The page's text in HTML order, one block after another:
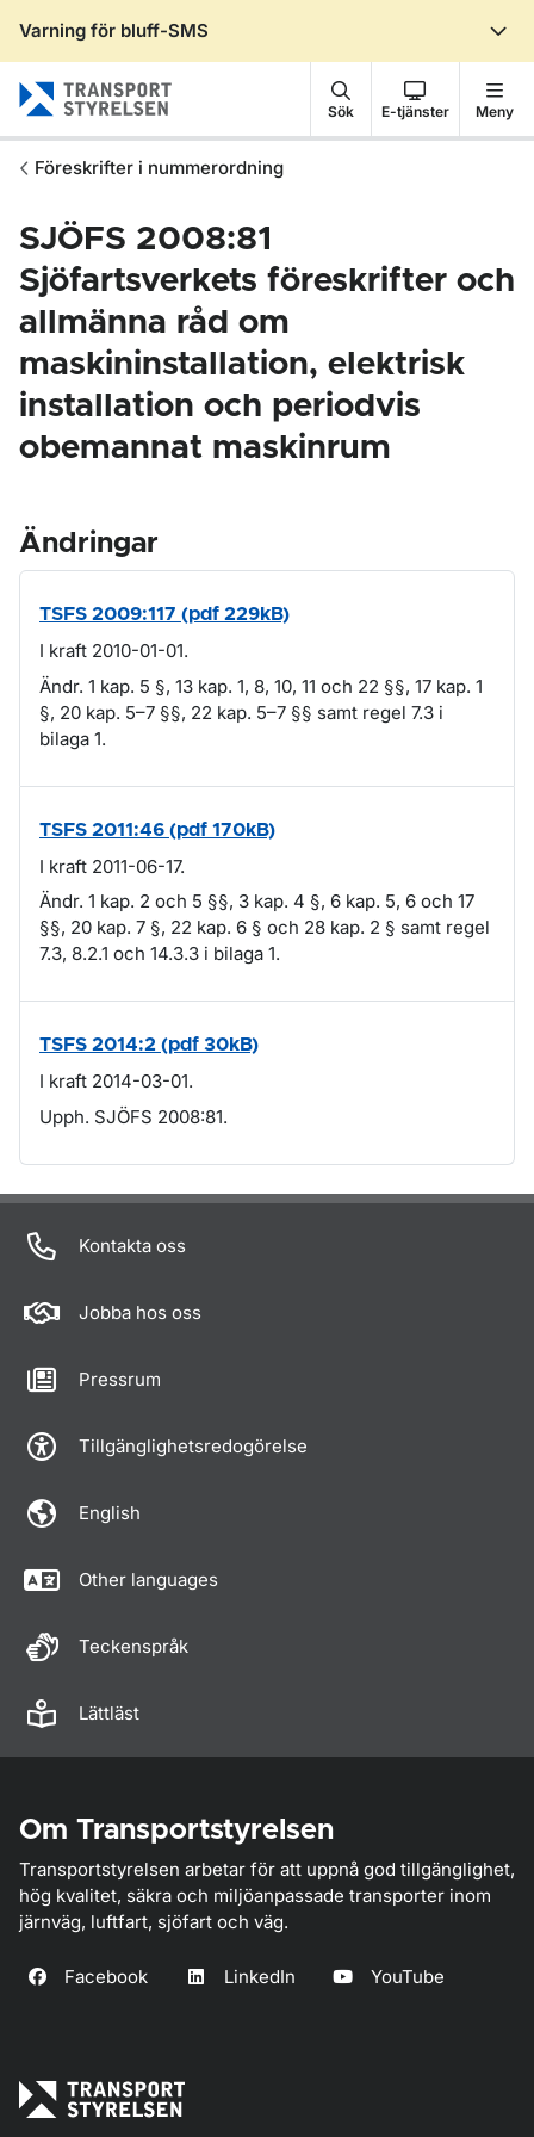
Varning för bluff-SMS
Sök E-tjänster Meny
Föreskrifter i nummerordning
SJÖFS 2008:81
Sjöfartsverkets föreskrifter och
allmänna råd om
maskininstallation, elektrisk
installation och periodvis
obemannat maskinrum
Ändringar
TSFS 2009:117 (pdf 229kB)
I kraft 2010-01-01.
Ändr. 1 kap. 5 §, 13 kap. 1, 8, 10, 11 och 22 §§, 17 kap. 1
§, 20 kap. 5–7 §§, 22 kap. 5–7 §§ samt regel 7.3 i
bilaga 1.
TSFS 2011:46 (pdf 170kB)
I kraft 2011-06-17.
Ändr. 1 kap. 2 och 5 §§, 3 kap. 4 §, 6 kap. 5, 6 och 17
§§, 20 kap. 7 §, 22 kap. 6 § och 28 kap. 2 § samt regel
7.3, 8.2.1 och 14.3.3 i bilaga 1.
TSFS 2014:2 (pdf 30kB)
I kraft 2014-03-01.
Upph. SJÖFS 2008:81.
Om sidan
Kontakta oss
Jobba hos oss
Pressrum
Tillgänglighetsredogörelse
English
Other languages
Teckenspråk
Lättläst
Om Transportstyrelsen
Transportstyrelsen arbetar för att uppnå god tillgänglighet,
hög kvalitet, säkra och miljöanpassade transporter inom
järnväg, luftfart, sjöfart och väg.
Facebook LinkedIn YouTube